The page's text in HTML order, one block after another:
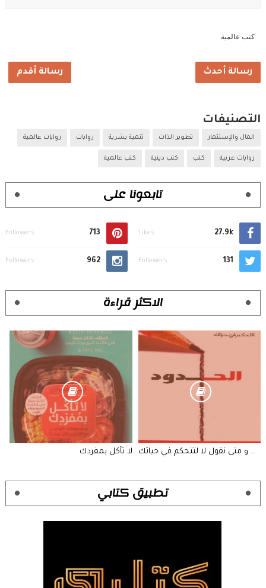
كتب عالمية
رسالة أحدث رسالة أقدم
التصنيفات
المال والإستثمار تطوير الذات تنمية بشرية روايات روايات عالمية
روايات عربية كتب كتب دينية كتب عالمية
تابعونا على
27.9k
Likes
713
Followers
131
Followers
962
Followers
الاكثر قراءة
الحدود متى نقول نعم و متى نقول لا لتتحكم في حياتك لا تأكل بمفردك
تطبيق كتابي